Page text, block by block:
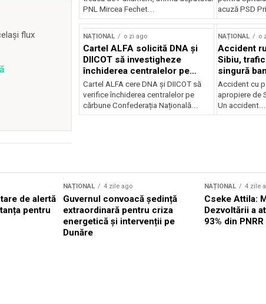
flux
PNL Mircea Fechet...
acuză PSD
NAȚIONAL o zi ago
Cartel ALFA solicită DNA și
DIICOT să investigheze
închiderea centralelor pe
cărbune
Cartel ALFA cere DNA și DIICOT să
verifice închiderea centralelor pe
cărbune Confederația Națională...
NAȚIONAL o
Accident
Sibiu,
singură
Accident cu
apropiere de
Un accident...
de alertă
pentru
NAȚIONAL 4 zile ago
Guvernul convoacă ședință
extraordinară pentru criza
energetică și intervenții pe
Dunăre
NAȚIONAL 4 zile
Cseke Attila:
Dezvoltării a
93% din PNRR